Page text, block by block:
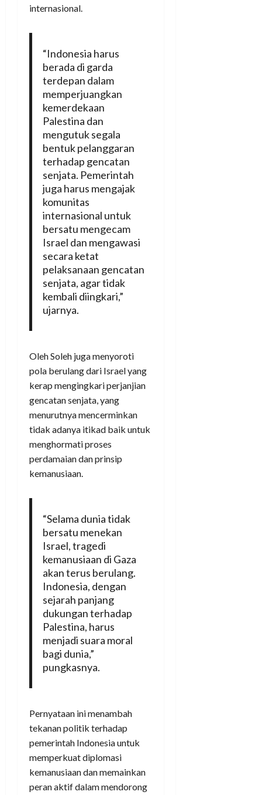
internasional.
“Indonesia harus
berada di garda
terdepan dalam
memperjuangkan
kemerdekaan
Palestina dan
mengutuk segala
bentuk pelanggaran
terhadap gencatan
senjata. Pemerintah
juga harus mengajak
komunitas
internasional untuk
bersatu mengecam
Israel dan mengawasi
secara ketat
pelaksanaan gencatan
senjata, agar tidak
kembali diingkari,”
ujarnya.
Oleh Soleh juga menyoroti
pola berulang dari Israel yang
kerap mengingkari perjanjian
gencatan senjata, yang
menurutnya mencerminkan
tidak adanya itikad baik untuk
menghormati proses
perdamaian dan prinsip
kemanusiaan.
“Selama dunia tidak
bersatu menekan
Israel, tragedi
kemanusiaan di Gaza
akan terus berulang.
Indonesia, dengan
sejarah panjang
dukungan terhadap
Palestina, harus
menjadi suara moral
bagi dunia,”
pungkasnya.
Pernyataan ini menambah
tekanan politik terhadap
pemerintah Indonesia untuk
memperkuat diplomasi
kemanusiaan dan memainkan
peran aktif dalam mendorong